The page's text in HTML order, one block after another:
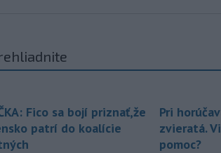
Fico sa bojí priznať,že
patrí do koalície
Pri
zvieratá.
pomoc?